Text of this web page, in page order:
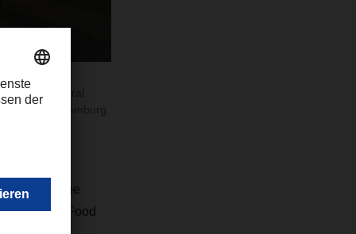
Manager
General
center Hamburg.
kWh
dennoch eine
der Food